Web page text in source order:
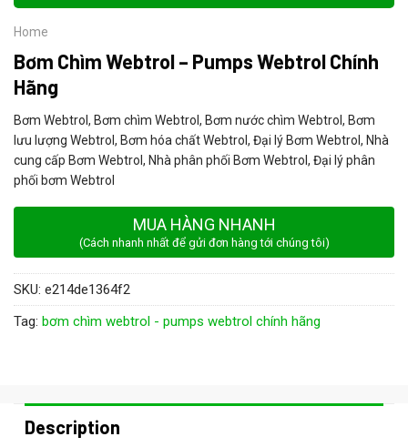
Home
Bơm Chìm Webtrol – Pumps Webtrol Chính
Hãng
Bơm Webtrol, Bơm chìm Webtrol, Bơm nước chìm Webtrol, Bơm
lưu lượng Webtrol, Bơm hóa chất Webtrol, Đại lý Bơm Webtrol, Nhà
cung cấp Bơm Webtrol, Nhà phân phối Bơm Webtrol, Đại lý phân
phối bơm Webtrol
MUA HÀNG NHANH
(Cách nhanh nhất để gửi đơn hàng tới chúng tôi)
SKU: e214de1364f2
Tag: bơm chìm webtrol - pumps webtrol chính hãng
Description